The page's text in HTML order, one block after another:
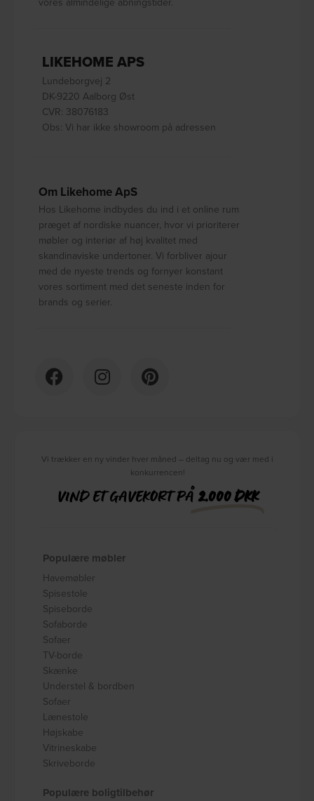
LIKEHOME APS
Lundeborgvej 2
DK-9220 Aalborg Øst
CVR: 38076183
Obs: Vi har ikke showroom på adressen
Om Likehome ApS
Hos Likehome indbydes du ind i et online rum
præget af nordiske nuancer, hvor vi prioriterer
møbler og interiør af høj kvalitet med
skandinaviske undertoner. Vi forbliver ajour
med de nyeste trends og fornyer konstant
vores sortiment med det seneste inden for
brands og serier.
Vi trækker en ny vinder hver måned – deltag nu og vær med i
konkurrencen!
VIND ET GAVEKORT PÅ2.000 DKK
Populære møbler
Havemøbler
Spisestole
Spiseborde
Sofaborde
Sofaer
TV-borde
Skænke
Understel & bordben
Sofaer
Lænestole
Højskabe
Vitrineskabe
Skriveborde
Populære boligtilbehør